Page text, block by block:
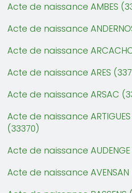
Acte de naissance AMBES
Acte de naissance
Acte de naissance
Acte de naissance ARES
Acte de naissance ARSAC
Acte de naissance ARTIGUES
(33370)
Acte de naissance
Acte de naissance